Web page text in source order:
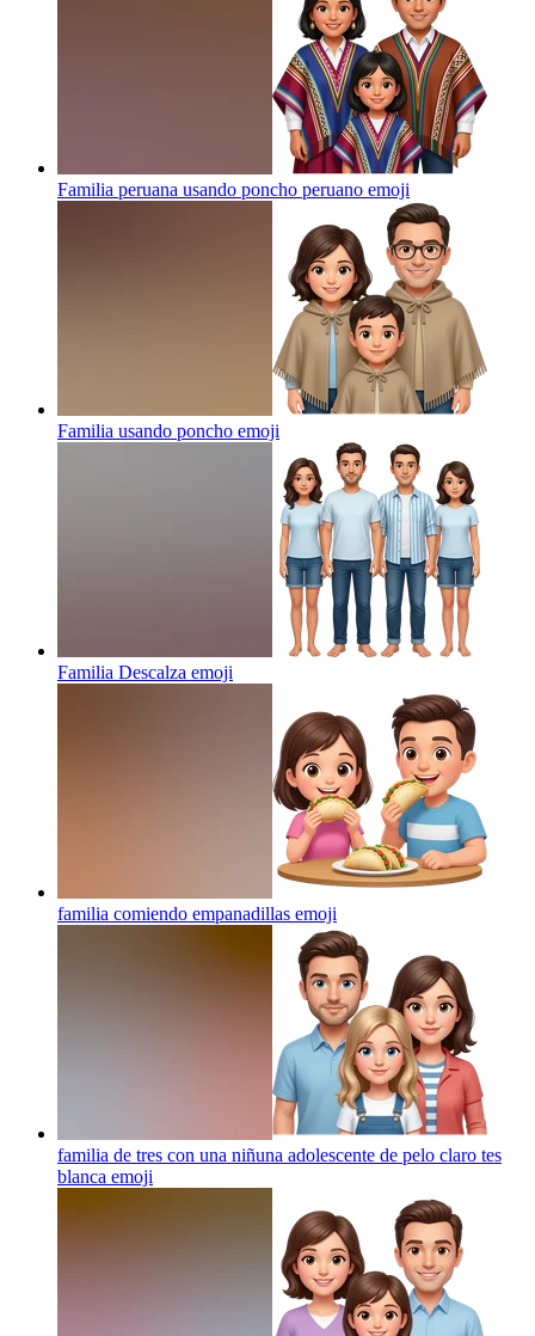
Familia peruana usando poncho peruano emoji
Familia usando poncho emoji
Familia Descalza emoji
familia comiendo empanadillas emoji
familia de tres con una niñuna adolescente de pelo claro tes
blanca emoji